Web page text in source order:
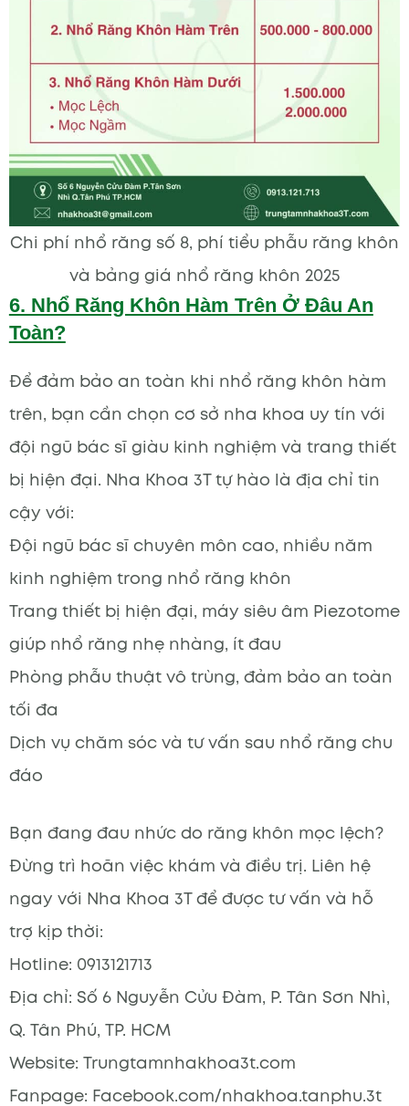
Chi phí nhổ răng số 8, phí tiểu phẫu răng khôn
và bảng giá nhổ răng khôn 2025
6. Nhổ Răng Khôn Hàm Trên Ở Đâu An
Toàn?
Để đảm bảo an toàn khi nhổ răng khôn hàm
trên, bạn cần chọn cơ sở nha khoa uy tín với
đội ngũ bác sĩ giàu kinh nghiệm và trang thiết
bị hiện đại. Nha Khoa 3T tự hào là địa chỉ tin
cậy với:
Đội ngũ bác sĩ chuyên môn cao, nhiều năm
kinh nghiệm trong nhổ răng khôn
Trang thiết bị hiện đại, máy siêu âm Piezotome
giúp nhổ răng nhẹ nhàng, ít đau
Phòng phẫu thuật vô trùng, đảm bảo an toàn
tối đa
Dịch vụ chăm sóc và tư vấn sau nhổ răng chu
đáo
Bạn đang đau nhức do răng khôn mọc lệch?
Đừng trì hoãn việc khám và điều trị. Liên hệ
ngay với Nha Khoa 3T để được tư vấn và hỗ
trợ kịp thời:
Hotline: 0913121713
Địa chỉ: Số 6 Nguyễn Cửu Đàm, P. Tân Sơn Nhì,
Q. Tân Phú, TP. HCM
Website: Trungtamnhakhoa3t.com
Fanpage: Facebook.com/nhakhoa.tanphu.3t